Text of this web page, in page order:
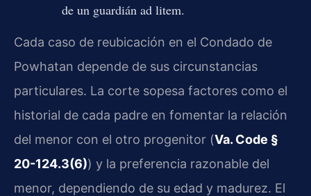
de un guardián ad litem.
Cada caso de reubicación en el Condado de
Powhatan depende de sus circunstancias
particulares. La corte sopesa factores como el
historial de cada padre en fomentar la relación
del menor con el otro progenitor (Va. Code §
20-124.3(6)) y la preferencia razonable del
menor, dependiendo de su edad y madurez. El